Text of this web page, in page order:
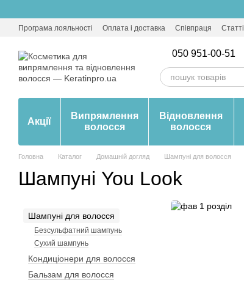
Програма лояльності Оплата і доставка Співпраця Статті
050 951-00-51
Акції
Випрямлення
волосся
Відновлення
волосся
Головна Каталог Домашній догляд Шампуні для волосся
Шампуні You Look
Шампуні для волосся
Безсульфатний шампунь
Сухий шампунь
Кондиціонери для волосся
Бальзам для волосся